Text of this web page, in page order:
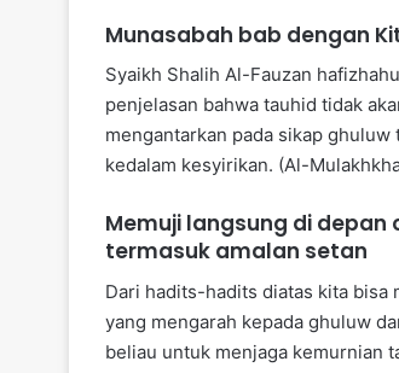
Munasabah bab dengan
Syaikh Shalih Al-Fauzan
penjelasan bahwa tauhid tidak
mengantarkan pada sikap
kedalam kesyirikan. (Al-
Memuji langsung di
termasuk amalan setan
Dari hadits-hadits diatas kita bisa
yang mengarah kepada ghuluw
beliau untuk menjaga kemurnian